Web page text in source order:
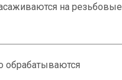
на резьбовые
обрабатываются